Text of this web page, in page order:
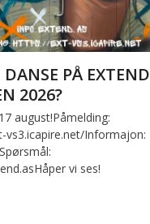
PÅ EXTEND
2026?
august!Påmelding:
vs3.icapire.net/Informajon:
vi ses!